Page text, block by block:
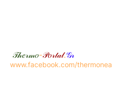
𝒯𝒽𝑒𝓇𝓂𝑜-𝒫𝑜𝓇𝓉𝒶𝓁.𝒢𝓇
www.facebook.com/thermonea